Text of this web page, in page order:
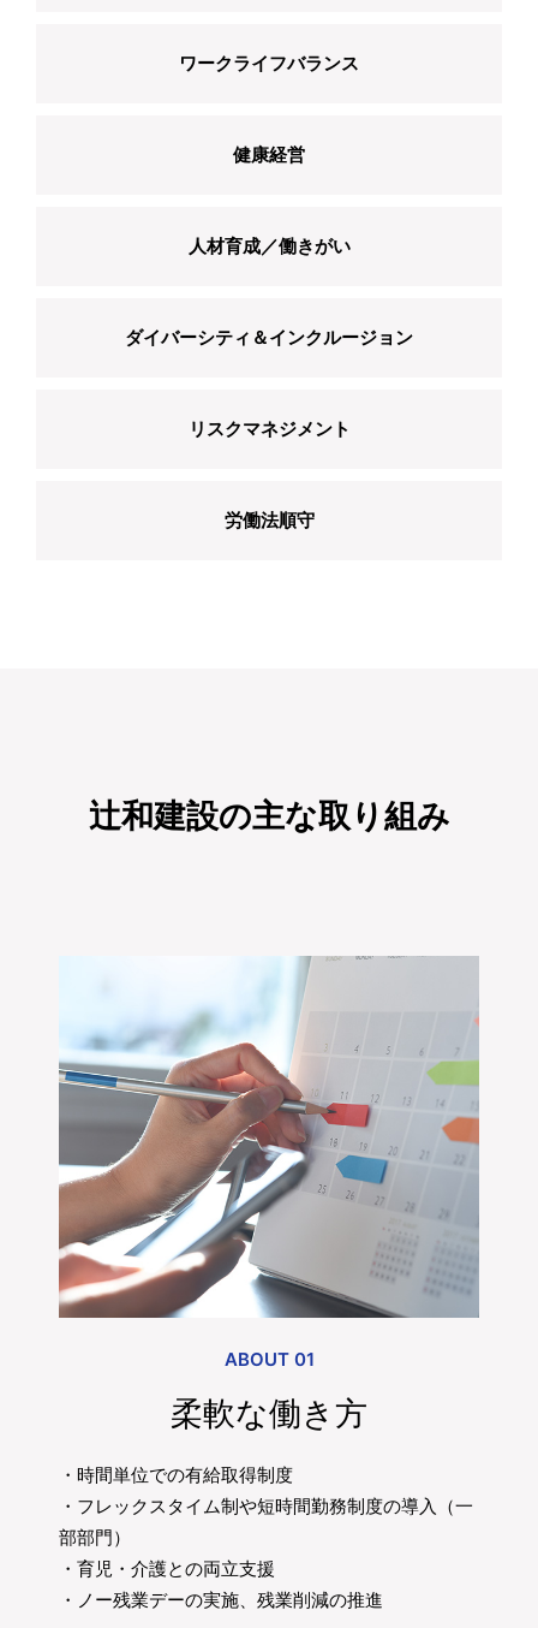
ワークライフバランス
健康経営
人材育成／働きがい
ダイバーシティ＆インクルージョン
リスクマネジメント
労働法順守
辻和建設の主な取り組み
ABOUT 01
柔軟な働き方
・時間単位での有給取得制度
・フレックスタイム制や短時間勤務制度の導入（一
部部門）
・育児・介護との両立支援
・ノー残業デーの実施、残業削減の推進